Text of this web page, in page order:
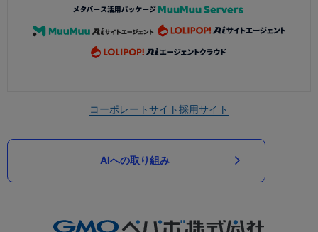
コーポレートサイト採用サイト
AIへの取り組み